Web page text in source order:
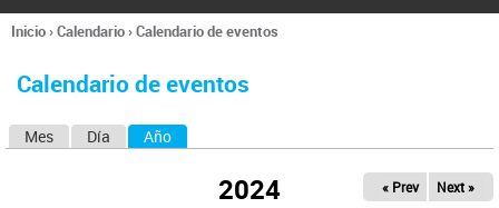
l
Se
usted
Inicio›Calendario›Calendario de eventos
Calendario de eventos
Mes Día Año
2024 « Prev Next »